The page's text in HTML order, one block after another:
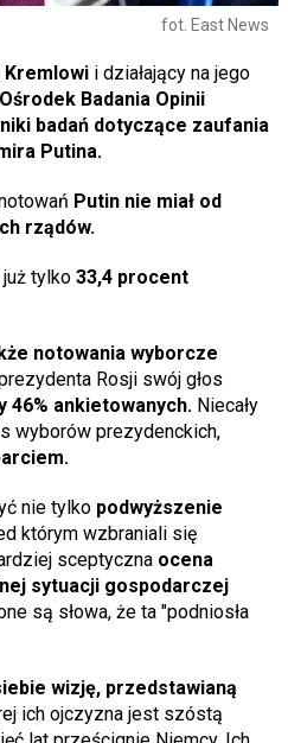
fot. East News
Kremlowi i działający na jego
Badania Opinii
badań dotyczące zaufania
Putina.
Putin nie miał od
rządów.
tylko 33,4 procent
notowania wyborcze
Rosji swój głos
46% ankietowanych. Niecały
wyborów prezydenckich,
nie tylko podwyższenie
którym wzbraniali się
sceptyczna ocena
sytuacji gospodarczej
są słowa, że ta "podniosła
wizję, przedstawianą
ich ojczyzna jest szóstą